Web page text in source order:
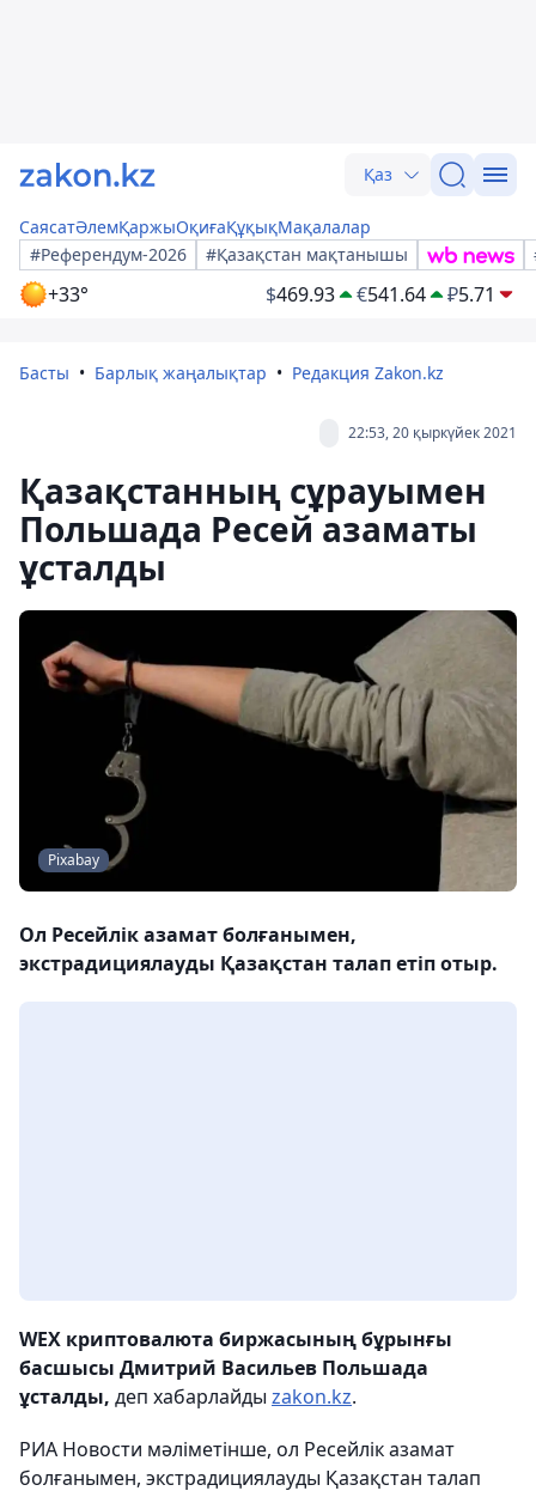
Қаз
СаясатӘлемҚаржыОқиғаҚұқықМақалалар
#Референдум-2026
#Қазақстан мақтанышы
+33° $469.93 €541.64 ₽5.71
Басты Барлық жаңалықтар Редакция Zakon.kz
22:53, 20 қыркүйек 2021
Қазақстанның сұрауымен
Польшада Ресей азаматы
ұсталды
Pixabay
Ол Ресейлік азамат болғанымен,
экстрадициялауды Қазақстан талап етіп отыр.
WEX криптовалюта биржасының бұрынғы
басшысы Дмитрий Васильев Польшада
ұсталды, деп хабарлайды zakon.kz.
РИА Новости мәліметінше, ол Ресейлік азамат
болғанымен, экстрадициялауды Қазақстан талап